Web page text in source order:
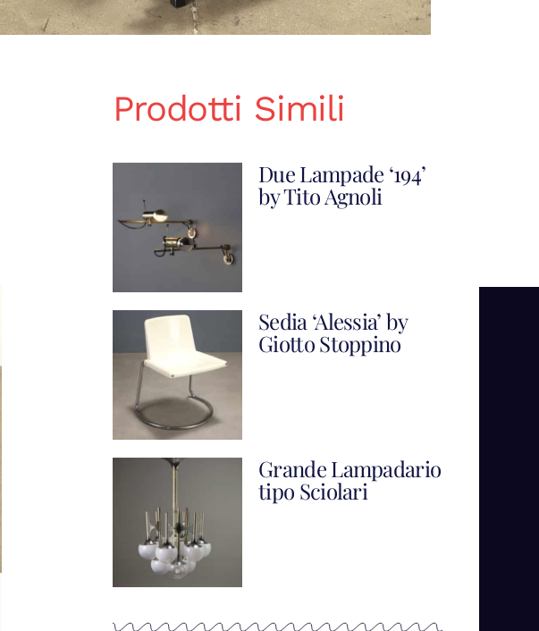
Prodotti Simili
Due Lampade ‘194’
by Tito Agnoli
Sedia ‘Alessia’ by
Giotto Stoppino
Grande Lampadario
tipo Sciolari